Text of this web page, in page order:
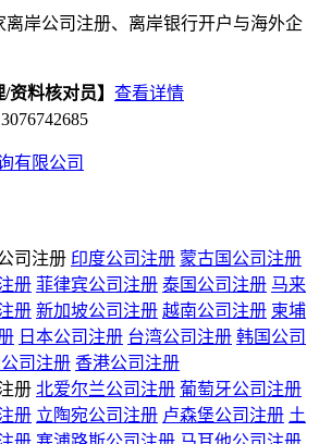
离岸公司注册、离岸银行开户与海外企
料核对员】 查看详情
司注册 印度公司注册 蒙古国公司注册
册 菲律宾公司注册 泰国公司注册 马来
册 新加坡公司注册 越南公司注册 柬埔
日本公司注册 台湾公司注册 韩国公司
司注册 香港公司注册
册 北爱尔兰公司注册 葡萄牙公司注册
册 立陶宛公司注册 卢森堡公司注册 土